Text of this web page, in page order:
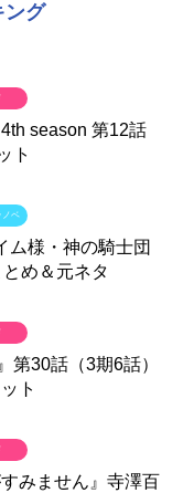
ング
season 第12話
ト
ム様・神の騎士団
とめ＆元ネタ
ノベ
第30話（3期6話）
ト
すみません』寺澤百